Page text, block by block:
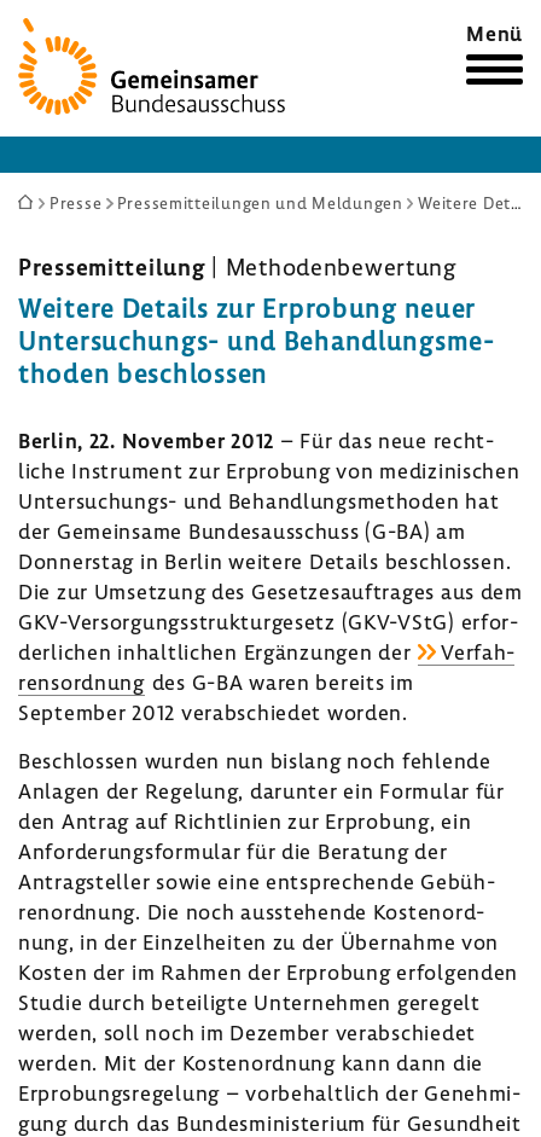
Zur
Startseite
Menü
Sie
hier:
Presse Pressemitteilungen und Meldungen Weitere Details zur Erprobung neuer Untersuchungs- und Behandlungsmethoden beschlossen
Pres­se­mit­tei­lung | Metho­den­be­wer­tung
Weitere Details zur Erpro­bung neuer
Untersuchungs-​ und Behand­lungs­me­
thoden beschlossen
Berlin, 22. November 2012 – Für das neue recht­
liche Instru­ment zur Erpro­bung von medi­zi­ni­schen
Untersuchungs-​ und Behand­lungs­me­thoden hat
der Gemein­same Bundes­aus­schuss (G-BA) am
Donnerstag in Berlin weitere Details beschlossen.
Die zur Umset­zung des Geset­zes­auf­trages aus dem
GKV-​Versorgungsstrukturgesetz (GKV-​VStG) erfor­
der­li­chen inhalt­li­chen Ergän­zungen der
Verfah­
rens­ord­nung des G-BA waren bereits im
September 2012 verab­schiedet worden.
Beschlossen wurden nun bislang noch fehlende
Anlagen der Rege­lung, darunter ein Formular für
den Antrag auf Richt­li­nien zur Erpro­bung, ein
Anfor­de­rungs­for­mular für die Bera­tung der
Antrag­steller sowie eine entspre­chende Gebüh­
ren­ord­nung. Die noch ausste­hende Kosten­ord­
nung, in der Einzel­heiten zu der Über­nahme von
Kosten der im Rahmen der Erpro­bung erfol­genden
Studie durch betei­ligte Unter­nehmen gere­gelt
werden, soll noch im Dezember verab­schiedet
werden. Mit der Kosten­ord­nung kann dann die
Erpro­bungs­re­ge­lung – vorbe­halt­lich der Geneh­mi­
gung durch das Bundes­mi­nis­te­rium für Gesund­heit